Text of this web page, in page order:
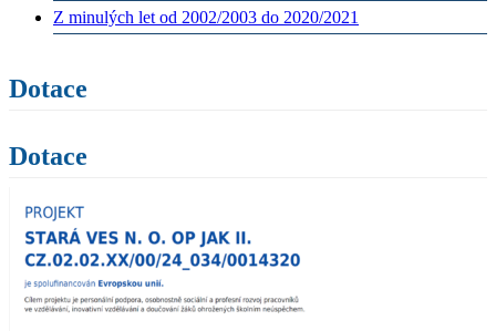
Z minulých let od 2002/2003 do 2020/2021
Dotace
Dotace